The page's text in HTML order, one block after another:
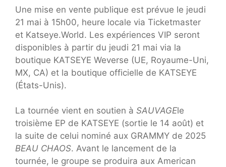
Une mise en vente publique est prévue le jeudi
21 mai à 15h00, heure locale via Ticketmaster
et Katseye.World. Les expériences VIP seront
disponibles à partir du jeudi 21 mai via la
boutique KATSEYE Weverse (UE, Royaume-Uni,
MX, CA) et la boutique officielle de KATSEYE
(États-Unis).
La tournée vient en soutien à SAUVAGEle
troisième EP de KATSEYE (sortie le 14 août) et
la suite de celui nominé aux GRAMMY de 2025
BEAU CHAOS. Avant le lancement de la
tournée, le groupe se produira aux American